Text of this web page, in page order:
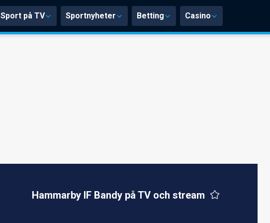
Sport på TV Sportnyheter Betting Casino
Hammarby IF Bandy på TV och stream